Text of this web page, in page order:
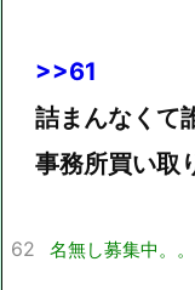
>>61
詰まんなくて
事務所買い取
62 名無し募集中。。